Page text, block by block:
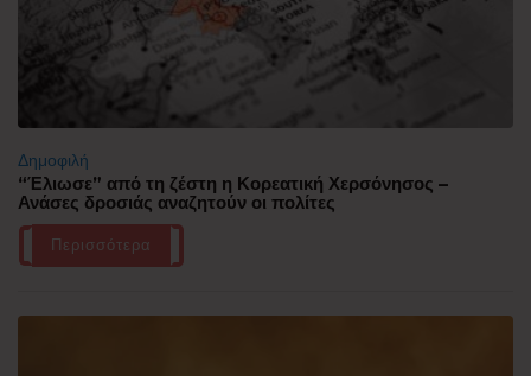
Δημοφιλή
“Έλιωσε” από τη ζέστη η Κορεατική Χερσόνησος –
Ανάσες δροσιάς αναζητούν οι πολίτες
Περισσότερα